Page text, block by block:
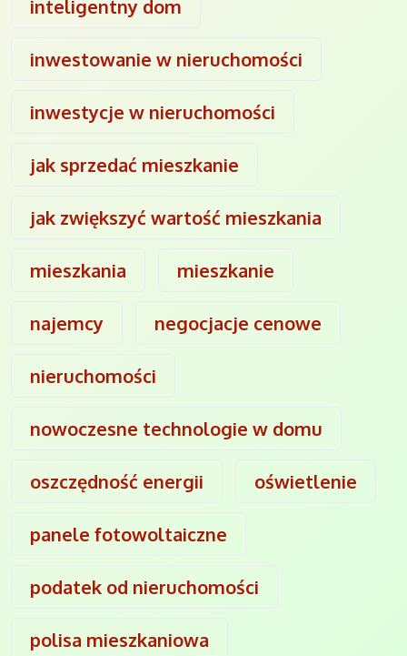
inteligentny dom
inwestowanie w nieruchomości
inwestycje w nieruchomości
jak sprzedać mieszkanie
jak zwiększyć wartość mieszkania
mieszkania mieszkanie
najemcy negocjacje cenowe
nieruchomości
nowoczesne technologie w domu
oszczędność energii oświetlenie
panele fotowoltaiczne
podatek od nieruchomości
polisa mieszkaniowa